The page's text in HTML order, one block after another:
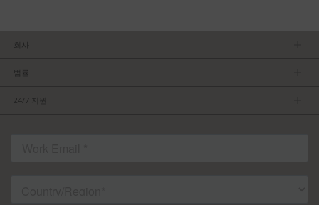
회사
채용 정보
범률
24/7 지원